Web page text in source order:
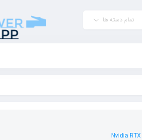
تمام دسته ها